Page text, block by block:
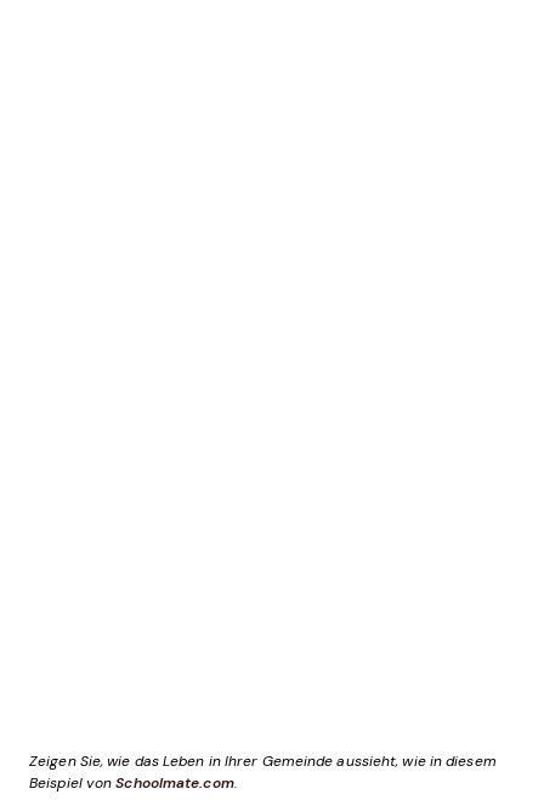
Zeigen Sie, wie das Leben in Ihrer Gemeinde aussieht, wie in diesem
Beispiel vonSchoolmate.com.